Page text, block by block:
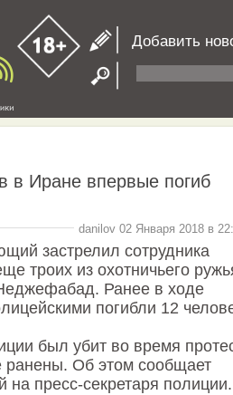
Добавить
в Иране впервые погиб
danilov 02 Января 2018 в
застрелил сотрудника
троих из охотничьего
Ранее в ходе
погибли 12
был убит во время
Об этом сообщает
на пресс-секретаря полиции.